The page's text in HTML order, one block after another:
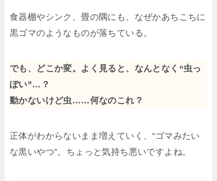
食器棚やシンク、畳の隅にも、なぜかあちこちに
黒ゴマのようなものが落ちている。
でも、どこか変。よく見ると、なんとなく“虫っ
ぽい”…？
動かないけど虫……何なのこれ？
正体がわからないまま増えていく、“ゴマみたい
な黒いやつ”。ちょっと気持ち悪いですよね。